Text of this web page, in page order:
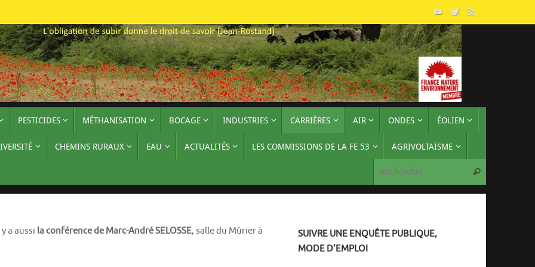
PESTICIDES MÉTHANISATION BOCAGE INDUSTRIES CARRIÈRES AIR ONDES ÉOLIEN
CHEMINS RURAUX EAU ACTUALITÉS LES COMMISSIONS DE LA FE 53
AGRIVOLTAÏSME
Rechercher
a aussi la conférence de Marc-André SELOSSE, salle du Mûrier à
SUIVRE UNE ENQUÊTE PUBLIQUE,
MODE D’EMPLOI